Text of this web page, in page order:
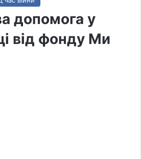
допомога у
від фонду Ми